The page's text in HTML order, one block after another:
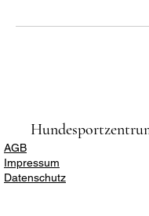
AGB
Impressum
Datenschutz